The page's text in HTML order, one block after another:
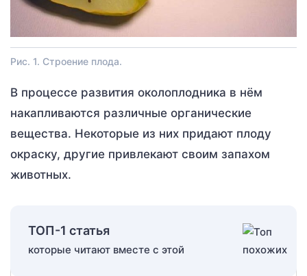
Рис. 1. Строение плода.
В процессе развития околоплодника в нём
накапливаются различные органические
вещества. Некоторые из них придают плоду
окраску, другие привлекают своим запахом
животных.
ТОП-1 статья
которые читают вместе с этой